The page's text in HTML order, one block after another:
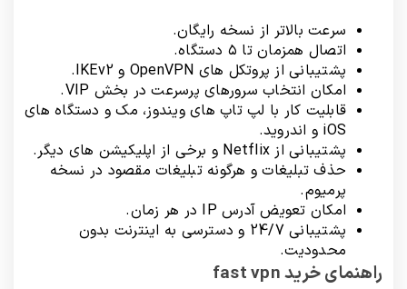
سرعت بالاتر از نسخه رایگان.
اتصال همزمان تا ۵ دستگاه.
پشتیبانی از پروتکل های OpenVPN و IKEv2.
امکان انتخاب سرورهای پرسرعت در بخش VIP.
قابلیت کار با لپ تاپ های ویندوز، مک و دستگاه های
iOS و اندروید.
پشتیبانی از Netflix و برخی از اپلیکیشن های دیگر.
حذف تبلیغات و هرگونه تبلیغات مقصود در نسخه
پرمیوم.
امکان تعویض آدرس IP در هر زمان.
پشتیبانی 24/7 و دسترسی به اینترنت بدون
محدودیت.
راهنمای خرید fast vpn